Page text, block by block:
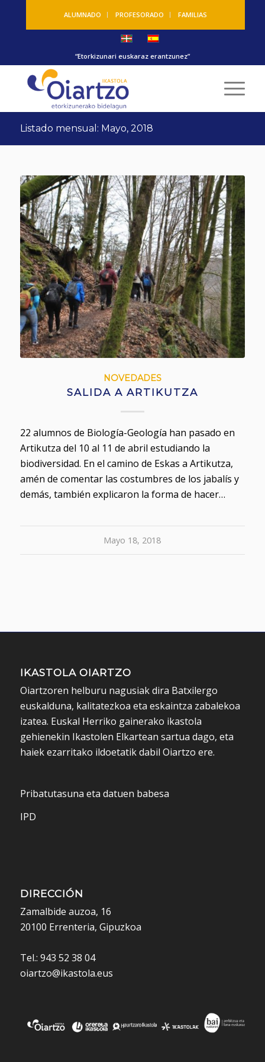
ALUMNADO PROFESORADO FAMILIAS
“Etorkizunari euskaraz erantzunez”
Listado mensual: Mayo, 2018
NOVEDADES
SALIDA A ARTIKUTZA
22 alumnos de Biología-Geología han pasado en
Artikutza del 10 al 11 de abril estudiando la
biodiversidad. En el camino de Eskas a Artikutza,
amén de comentar las costumbres de los jabalís y
demás, también explicaron la forma de hacer…
Mayo 18, 2018
IKASTOLA OIARTZO
Oiartzoren helburu nagusiak dira Batxilergo
euskalduna, kalitatezkoa eta eskaintza zabalekoa
izatea. Euskal Herriko gainerako ikastola
gehienekin Ikastolen Elkartean sartua dago, eta
haiek ezarritako ildoetatik dabil Oiartzo ere.
Pribatutasuna eta datuen babesa
IPD
DIRECCIÓN
Zamalbide auzoa, 16
20100 Errenteria, Gipuzkoa
Tel.: 943 52 38 04
oiartzo@ikastola.eus